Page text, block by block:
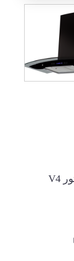
هود درسا مدل آوا 90 سانتی موتور V4